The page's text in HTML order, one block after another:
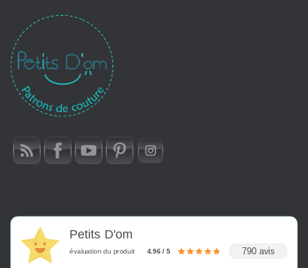
Petits D'om
évaluation du produit 4.96 / 5 790 avis